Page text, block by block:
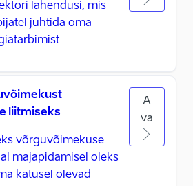
lahendusi, mis
juhtida oma
liitmiseks
võrguvõimekuse
majapidamisel oleks
katusel olevad
A
va